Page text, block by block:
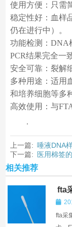
使用方便：只需
稳定性好：血样
仍在进行中）。
功能检测：DNA
PCR结果完全一
安全可靠：裂解
多种用途：适用
和培养细胞等多
高效使用：与
.
上一篇: 唾液DNA
下一篇:
医用棉签
相关推荐
fta
fta采